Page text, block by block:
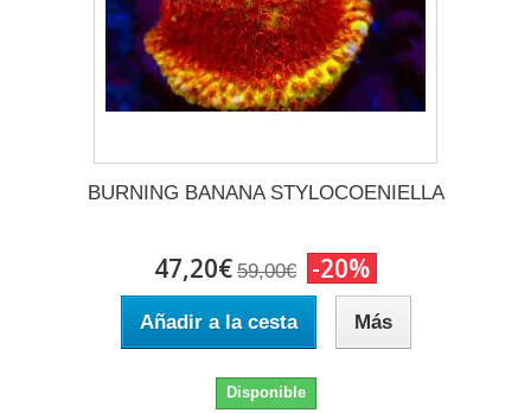
BURNING BANANA STYLOCOENIELLA
47,20€ 59,00€ -20%
Añadir a la cesta Más
Disponible